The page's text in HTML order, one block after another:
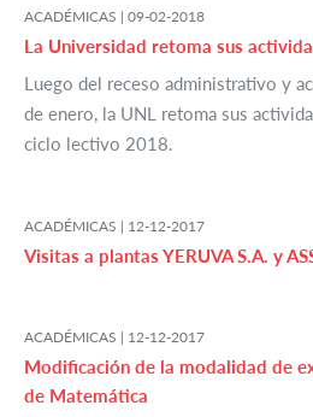
ACADÉMICAS | 09-02-2018
La Universidad retoma sus
Luego del receso administrativo y
de enero, la UNL retoma sus
ciclo lectivo 2018.
ACADÉMICAS | 12-12-2017
Visitas a plantas YERUVA S.A. y
ACADÉMICAS | 12-12-2017
Modificación de la modalidad de
de Matemática